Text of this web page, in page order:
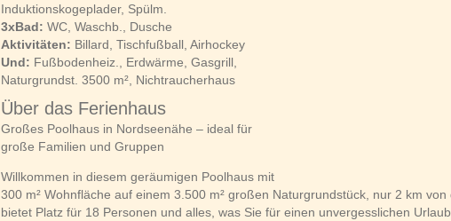
Induktionskogeplader, Spülm.
3xBad: WC, Waschb., Dusche
Aktivitäten: Billard, Tischfußball, Airhockey
Und: Fußbodenheiz., Erdwärme, Gasgrill,
Naturgrundst. 3500 m², Nichtraucherhaus
Über das Ferienhaus
Großes Poolhaus in Nordseenähe – ideal für
große Familien und Gruppen
Willkommen in diesem geräumigen Poolhaus mit
300 m² Wohnfläche auf einem 3.500 m² großen Naturgrundstück, nur 2 km
bietet Platz für 18 Personen und alles, was Sie für einen unvergesslichen